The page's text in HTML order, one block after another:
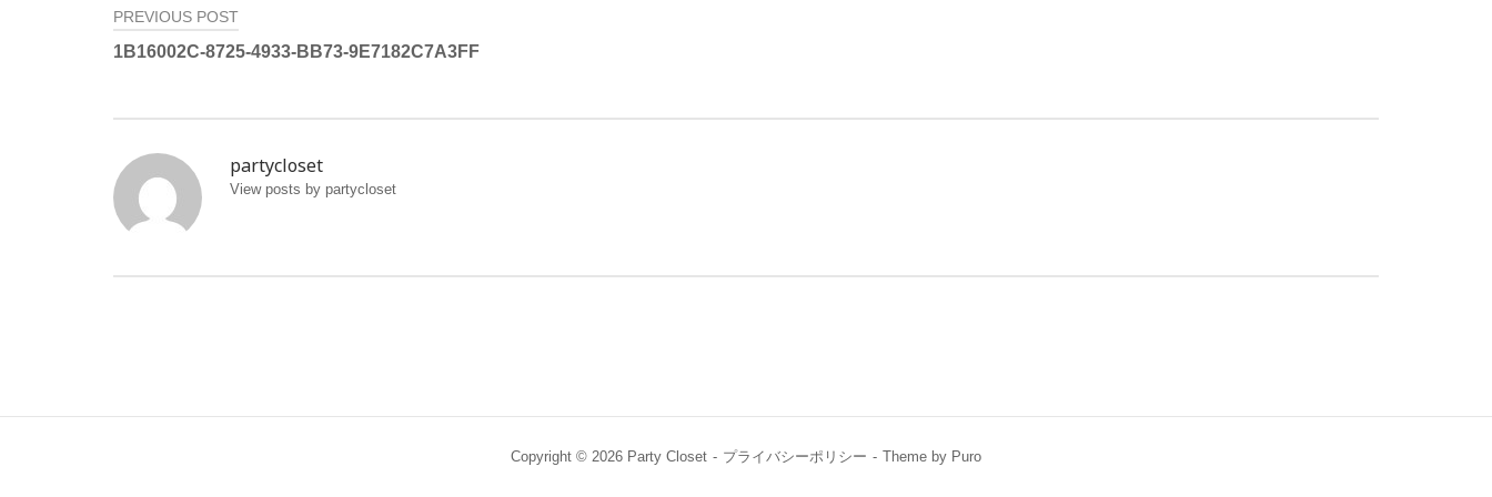
投
ナ
ビ
ゲ
ー
ン
PREVIOUS POST
1B16002C-8725-4933-BB73-9E7182C7A3FF
partycloset
View posts by partycloset
Copyright © 2026 Party Closet プライバシーポリシー Theme by Puro